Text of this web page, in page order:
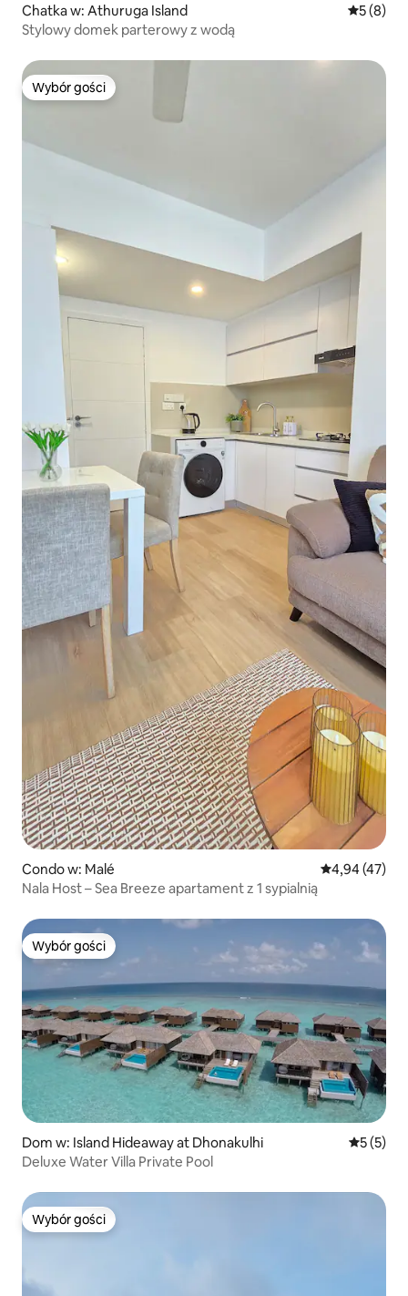
Chatka w: Athuruga Island Średnia
5 (8)
Stylowy domek parterowy z wodą
Wybór gości
Wybór gości
Condo w: Malé Średnia
4,94 (47)
Nala Host – Sea Breeze apartament z 1 sypialnią
Wybór gości
Wybór gości
Dom w: Island Hideaway at Dhonakulhi Średnia
5 (5)
Deluxe Water Villa Private Pool
Wybór gości
Wybór gości